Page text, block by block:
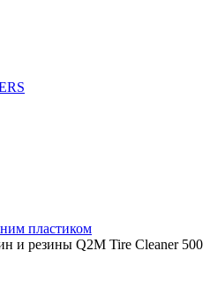
пластиком
и резины Q2M Tire Cleaner 500